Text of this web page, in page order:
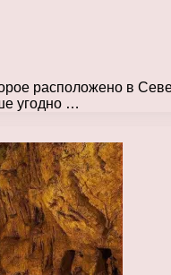
расположено в
угодно …